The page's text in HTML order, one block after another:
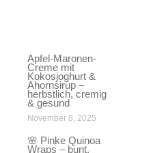
Apfel-Maronen-
Creme mit
Kokosjoghurt &
Ahornsirup –
herbstlich, cremig
& gesund
November 8, 2025
🌸 Pinke Quinoa
Wraps – bunt,